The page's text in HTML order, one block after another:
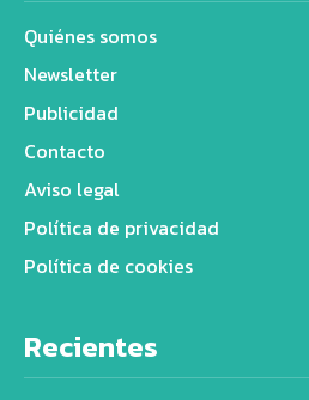
Quiénes somos
Newsletter
Publicidad
Contacto
Aviso legal
Política de privacidad
Política de cookies
Recientes